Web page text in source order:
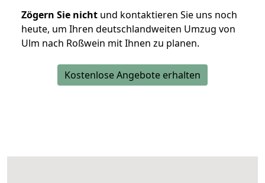
Zögern Sie nicht und kontaktieren Sie uns noch
heute, um Ihren deutschlandweiten Umzug von
Ulm nach Roßwein mit Ihnen zu planen.
Kostenlose Angebote erhalten